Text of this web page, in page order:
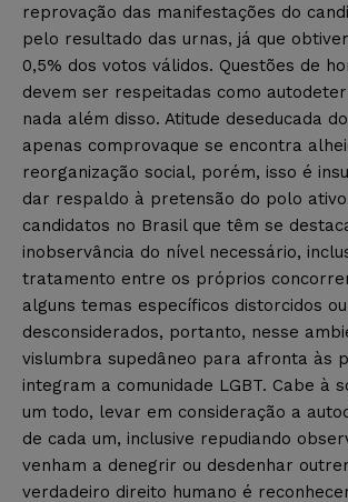
reprovação das manifestações do
pelo resultado das urnas, já que
0,5% dos votos válidos. Questões de
devem ser respeitadas como
nada além disso. Atitude deseducada
apenas comprovaque se encontra
reorganização social, porém, isso é
dar respaldo à pretensão do polo
candidatos no Brasil que têm se
inobservância do nível necessário,
tratamento entre os próprios
alguns temas específicos distorcidos
desconsiderados, portanto, nesse
vislumbra supedâneo para afronta às
integram a comunidade LGBT. Cabe à
um todo, levar em consideração a
de cada um, inclusive repudiando
venham a denegrir ou desdenhar
verdadeiro direito humano é